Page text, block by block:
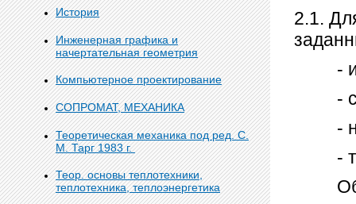
История
Инженерная графика и
начертательная геометрия
Компьютерное проектирование
СОПРОМАТ, МЕХАНИКА
Теоретическая механика под ред. С.
М. Тарг 1983 г.
Теор. основы теплотехники,
теплотехника, теплоэнергетика
2.1.
-
-
-
- тип